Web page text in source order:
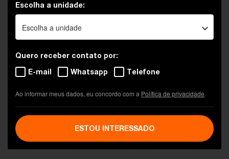
Escolha a unidade:
Escolha a unidade
Quero receber contato por:
E-mail
Whatsapp Telefone
Ao informar meus dados, eu concordo com a Política de privacidade.
ESTOU INTERESSADO